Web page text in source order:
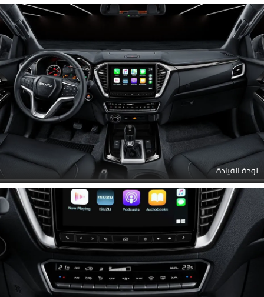
ضبط المقعد, مغير السرعات, مسند رأس المقعد الأمامي, شاشة اللمس,
مقبض الباب الداخلي, غير محدد
لوحة القيادة